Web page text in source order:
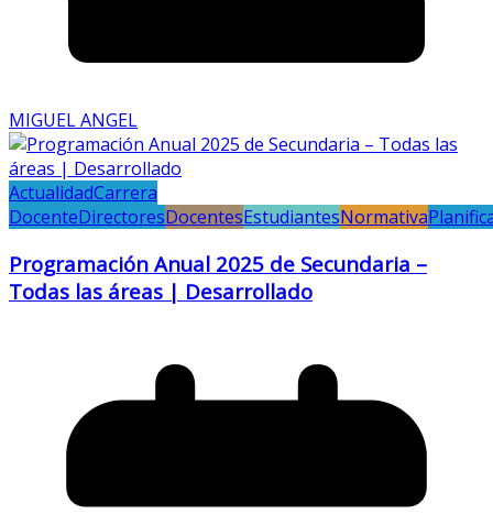
MIGUEL ANGEL
ActualidadCarrera
DocenteDirectoresDocentesEstudiantesNormativa
Programación Anual 2025 de Secundaria –
Todas las áreas | Desarrollado